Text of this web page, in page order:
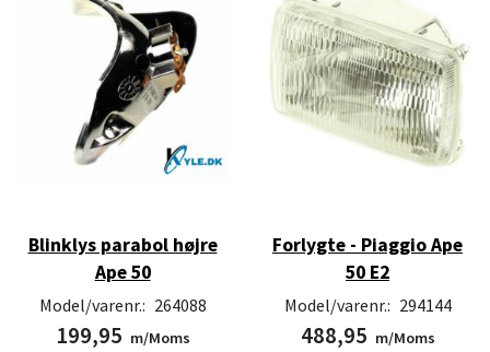
Blinklys parabol højre
Ape 50
Model/varenr.: 264088
199,95 m/Moms
Forlygte - Piaggio Ape
50 E2
Model/varenr.: 294144
488,95 m/Moms